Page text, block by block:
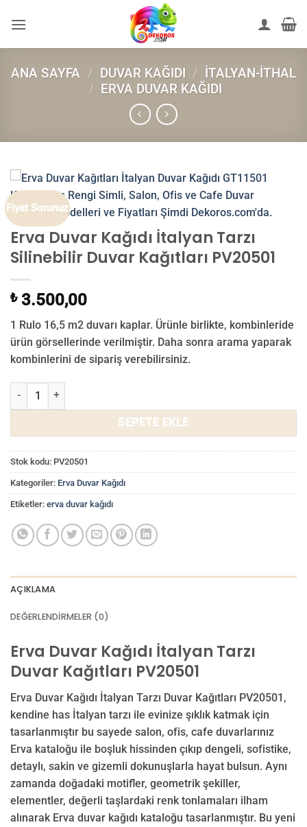
atla
ANA SAYFA / DUVAR KAĞIDI / İTALYAN-İTHAL
/ ERVA DUVAR KAĞIDI
Fiyat Sorunuz
Erva Duvar Kağıdı İtalyan Tarzı
Silinebilir Duvar Kağıtları PV20501
₺3.500,00
1 Rulo 16,5 m2 duvarı kaplar. Ürünle birlikte, kombinleride
ürün görsellerinde verilmiştir. Daha sonra arama yaparak
kombinlerini de sipariş verebilirsiniz.
Erva Duvar Kağıdı İtalyan Tarzı Silinebilir Duvar Kağıtları PV20501
SEPETE EKLE
Stok kodu: PV20501
Kategoriler: Erva Duvar Kağıdı
Etiketler: erva duvar kağıdı
AÇIKLAMA
DEĞERLENDIRMELER (0)
Erva Duvar Kağıdı İtalyan Tarzı
Duvar Kağıtları PV20501
Erva Duvar Kağıdı İtalyan Tarzı Duvar Kağıtları PV20501,
kendine has İtalyan tarzı ile evinize şıklık katmak için
tasarlanmıştır bu sayede salon, ofis, cafe duvarlarınız
Erva kataloğu ile boşluk hissinden çıkıp dengeli, sofistike,
detaylı, sakin ve gizemli dokunuşlarla hayat bulsun. Aynı
zamanda doğadaki motifler, geometrik şekiller,
elementler, değerli taşlardaki renk tonlamaları ilham
alınarak Erva duvar kağıdı kataloğu tasarlanmıştır. Bu yeni